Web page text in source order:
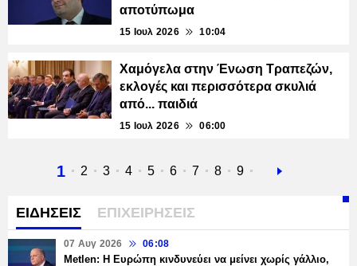
αποτύπωμα
15 Ιουλ 2026 10:04
Χαμόγελα στην Ένωση Τραπεζών,
εκλογές και περισσότερα σκυλιά
από... παιδιά
15 Ιουλ 2026 06:00
Τρέχουσα
1 Σελίδα
2 Σελίδα
3 Σελίδα
4 Σελίδα
5 Σελίδα
6 Σελίδα
7 Σελίδα
8 Σελίδα
9
Next
ΕΙΔΗΣΕΙΣ ΕΠΙΧΕΙΡΗΣΕΙΣ
07 Αυγ 2026 06:08
Metlen: Η Ευρώπη κινδυνεύει να μείνει χωρίς γάλλιο,